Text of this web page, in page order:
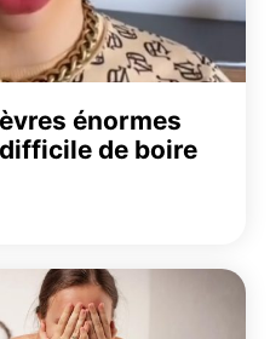
énormes
de boire